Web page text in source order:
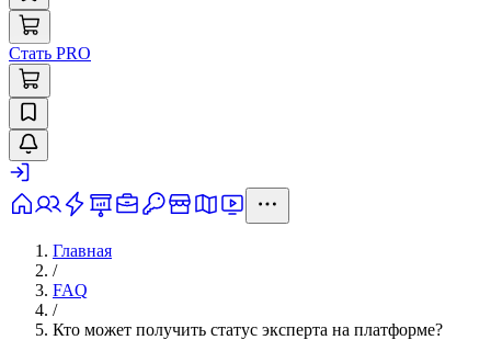
Стать PRO
Главная
/
FAQ
/
Кто может получить статус эксперта на платформе?